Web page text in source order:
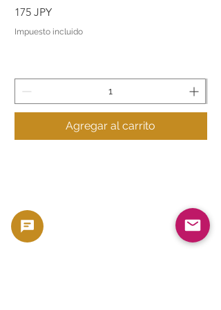
Precio
175 JPY
Impuesto incluido
Agregar al carrito